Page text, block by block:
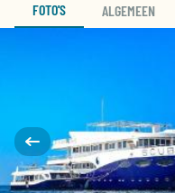
FOTO'S ALGEMEEN